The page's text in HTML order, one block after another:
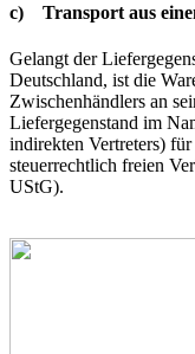
c) Transport aus
Gelangt der
Deutschland, ist die
Zwischenhändlers an
Liefergegenstand im
indirekten Vertreters)
steuerrechtlich freien
UStG).